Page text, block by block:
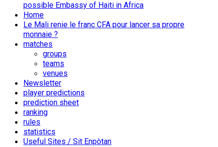
possible Embassy of Haiti in Africa
Home
Le Mali renie le franc CFA pour lancer sa propre
monnaie ?
matches
groups
teams
venues
Newsletter
player predictions
prediction sheet
ranking
rules
statistics
Useful Sites / Sit Enpòtan